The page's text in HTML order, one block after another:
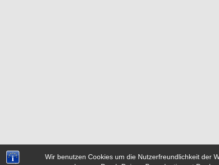
Wir benutzen Cookies um die Nutzerfreundlichkeit der